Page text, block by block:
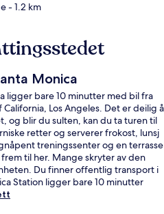
- 1.2 km
Monica
ligger bare 10 minutter med bil fra
Los Angeles. Det er deilig å
og blir du sulten, kan du ta turen til
retter og serverer frokost, lunsj
treningssenter og en terrasse
til her. Mange skryter av den
Du finner offentlig transport i
Station ligger bare 10 minutter